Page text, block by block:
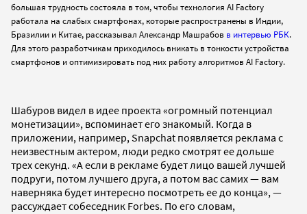
большая трудность состояла в том, чтобы технология AI Factory
работала на слабых смартфонах, которые распространены в Индии,
Бразилии и Китае, рассказывал Александр Машрабов в интервью РБК.
Для этого разработчикам приходилось вникать в тонкости устройства
смартфонов и оптимизировать под них работу алгоритмов AI Factory.
Шабуров видел в идее проекта «огромный потенциал
монетизации», вспоминает его знакомый. Когда в
приложении, например, Snapchat появляется реклама с
неизвестным актером, люди редко смотрят ее дольше
трех секунд. «А если в рекламе будет лицо вашей лучшей
подруги, потом лучшего друга, а потом вас самих — вам
наверняка будет интересно посмотреть ее до конца», —
рассуждает собеседник Forbes. По его словам,